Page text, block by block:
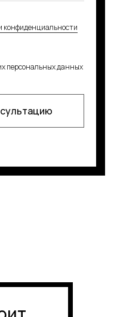
конфиденциальности
персональных данных